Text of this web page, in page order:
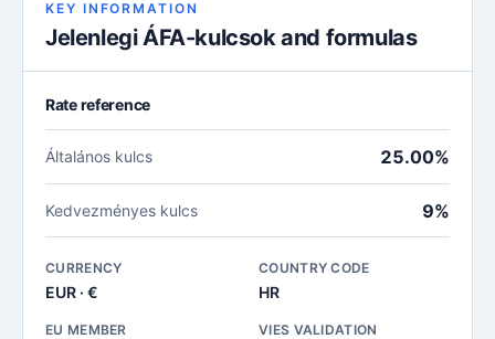
KEY INFORMATION
Jelenlegi ÁFA-kulcsok and formulas
Rate reference
Általános kulcs 25.00%
Kedvezményes kulcs 9%
CURRENCY
EUR · €
COUNTRY CODE
HR
EU MEMBER VIES VALIDATION